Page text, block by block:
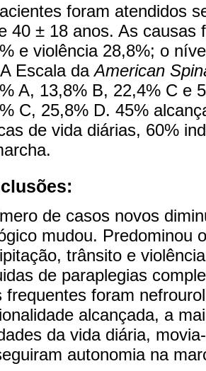
foram atendidos
40 ± 18 anos. As
e violência 28,8%; o
Escala daAmerican
A, 13,8% B, 22,4% C e
C, 25,8% D. 45%
de vida diárias, 60%
de casos novos
mudou. Predominou
trânsito e
de paraplegias
frequentes foram
alcançada, a
da vida diária,
autonomia na